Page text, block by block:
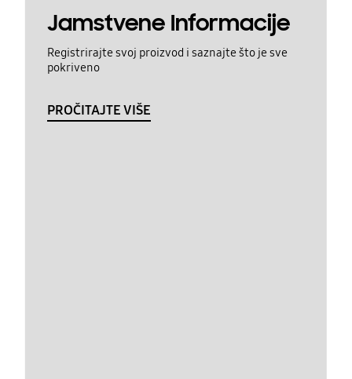
Jamstvene Informacije
Registrirajte svoj proizvod i saznajte što je sve
pokriveno
PROČITAJTE VIŠE